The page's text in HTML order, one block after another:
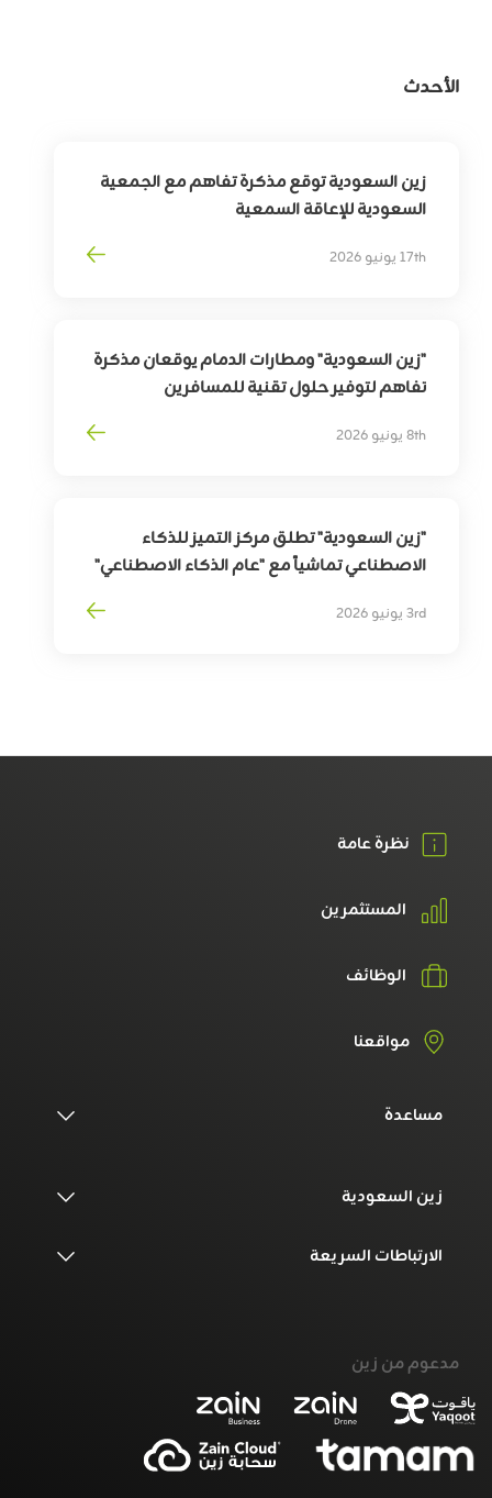
الأحدث
زين السعودية توقع مذكرة تفاهم مع الجمعية
السعودية للإعاقة السمعية
ذوي الإعاقة السمعية
17th يونيو 2026
"زين السعودية" ومطارات الدمام يوقعان مذكرة
تفاهم لتوفير حلول تقنية للمسافرين
وترقيةتجربةالمسافرين 8th يونيو 2026
"زين السعودية" تطلق مركز التميز للذكاء
الاصطناعي تماشياً مع "عام الذكاء الاصطناعي"
3rd يونيو 2026
نظرة عامة
المستثمرين
الوظائف
مواقعنا
مساعدة
زين السعودية
الارتباطات السريعة
مدعوم من زين